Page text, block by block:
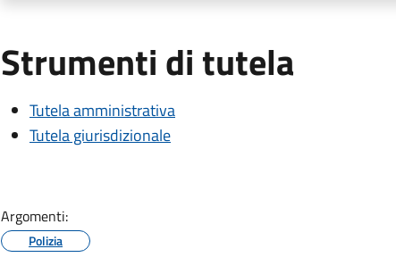
Strumenti di tutela
Tutela amministrativa
Tutela giurisdizionale
Argomenti:
Polizia